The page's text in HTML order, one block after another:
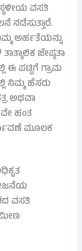
ವಸತಿ
ಅರ್ಹತೆಯನ್ನು
ಜೇಷ್ಠತಾ
ಈ ಪಟ್ಟಿಗೆ ಗ್ರಾಮ
ನಿಮ್ಮ ಹೆಸರು
ಅಥವಾ
ಹಂತ
ಮೂಲಕ
ವಸತಿ